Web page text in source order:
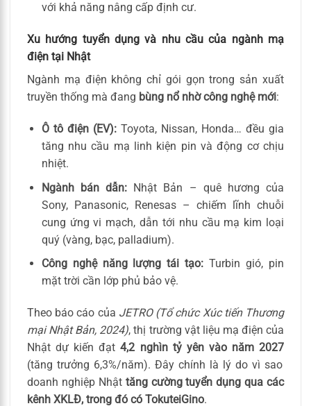
với khả năng nâng cấp định cư.
Xu hướng tuyển dụng và nhu cầu của ngành mạ
điện tại Nhật
Ngành mạ điện không chỉ gói gọn trong sản xuất
truyền thống mà đang bùng nổ nhờ công nghệ mới:
Ô tô điện (EV):Toyota, Nissan, Honda… đều gia
tăng nhu cầu mạ linh kiện pin và động cơ chịu
nhiệt.
Ngành bán dẫn: Nhật Bản – quê hương của
Sony, Panasonic, Renesas – chiếm lĩnh chuỗi
cung ứng vi mạch, dẫn tới nhu cầu mạ kim loại
quý (vàng, bạc, palladium).
Công nghệ năng lượng tái tạo: Turbin gió, pin
mặt trời cần lớp phủ bảo vệ.
Theo báo cáo của JETRO (Tổ chức Xúc tiến Thương
mại Nhật Bản, 2024), thị trường vật liệu mạ điện của
Nhật dự kiến đạt4,2 nghìn tỷ yên vào năm 2027
(tăng trưởng 6,3%/năm). Đây chính là lý do vì sao
doanh nghiệp Nhật tăng cường tuyển dụng qua các
kênh XKLĐ, trong đó có TokuteiGino.